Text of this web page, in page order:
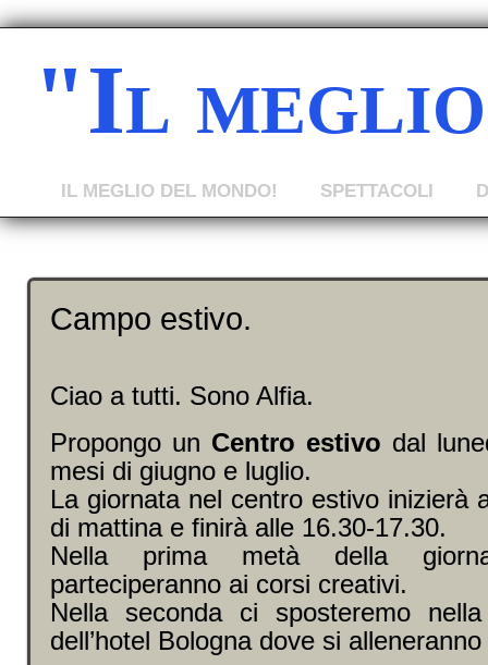
Campo estivo.
Ciao a tutti. Sono Alfia.
Propongo un Centro estivo dal
mesi di giugno e luglio.
La giornata nel centro estivo inizierà
di mattina e finirà alle 16.30-17.30.
Nella prima metà della
parteciperanno ai corsi creativi.
Nella seconda ci sposteremo nella
dell’hotel Bologna dove si
"Il
IL MEGLIO DEL MONDO! SPETTACOLI